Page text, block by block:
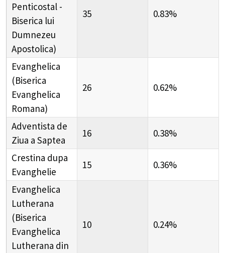
Penticostal -
Biserica lui
Dumnezeu
Apostolica)
35 0.83%
Evanghelica
(Biserica
Evanghelica
Romana)
26 0.62%
Adventista de
Ziua a Saptea
16 0.38%
Crestina dupa
Evanghelie
15 0.36%
Evanghelica
Lutherana
(Biserica
Evanghelica
Lutherana din
10 0.24%